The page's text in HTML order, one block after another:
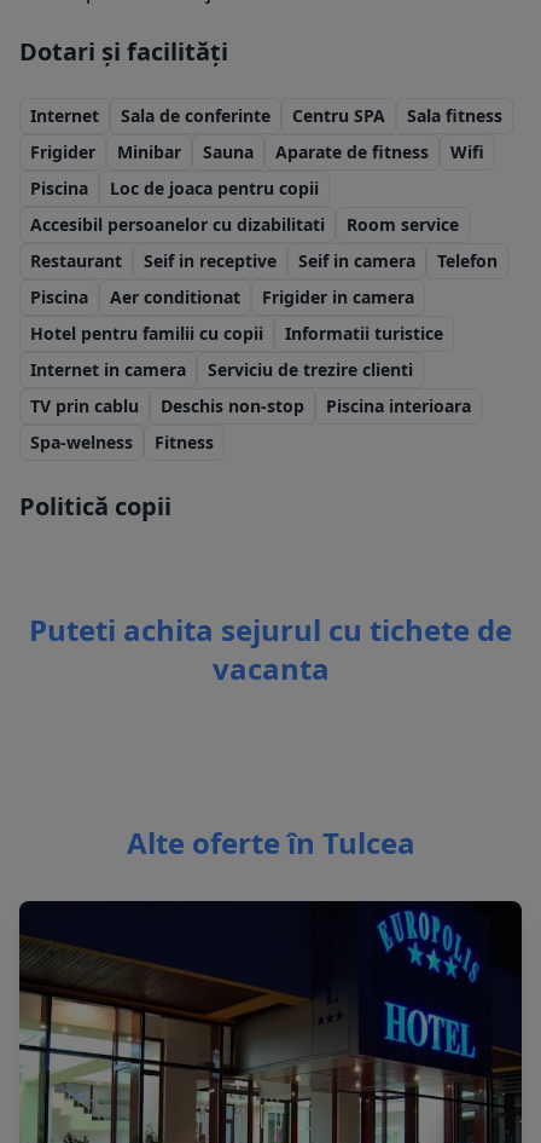
Dotari și facilități
Internet Sala de conferinte Centru SPA
Sala fitness
Frigider
Minibar Sauna Aparate de fitness
Wifi
Piscina
Loc de joaca pentru copii
Accesibil persoanelor cu dizabilitati
Room service
Restaurant
Seif in receptive Seif in camera
Telefon
Piscina
Aer conditionat
Frigider in camera
Hotel pentru familii cu copii
Informatii turistice
Internet in camera
Serviciu de trezire clienti
TV prin cablu
Deschis non-stop
Piscina interioara
Spa-welness
Fitness
Politică copii
Puteti achita sejurul cu tichete de
vacanta
Alte oferte în Tulcea